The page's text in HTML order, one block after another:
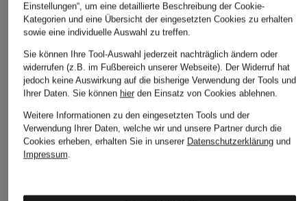
Funktionsshirt KRAGG
70 €
adidas TERREX
T-Shirt TERREX MULTI
TEE MEADOW PACK
29,99 €
Bestpreis: 25,49 €
Stefan Brandt
89,99 €
Bestpreis: 84,99 €
Ursprünglich:159,99 €
Einstellungen“, um eine detaillierte Beschreibung der Cookie-
Kategorien und eine Übersicht der eingesetzten Cookies zu erhalten
sowie eine individuelle Auswahl zu treffen.
Sie können Ihre Tool-Auswahl jederzeit nachträglich ändern oder
widerrufen (z.B. im Fußbereich unserer Webseite). Der Widerruf hat
jedoch keine Auswirkung auf die bisherige Verwendung der Tools und
Ihrer Daten. Sie können hierden Einsatz von Cookies ablehnen.
Weitere Informationen zu den eingesetzten Tools und der
Verwendung Ihrer Daten, welche wir und unsere Partner durch die
Cookies erheben, erhalten Sie in unserer Datenschutzerklärungund
Impressum.